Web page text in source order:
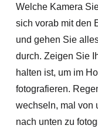
Welche Kamera
sich vorab mit den
und gehen Sie
durch. Zeigen Sie
halten ist, um im
fotografieren.
wechseln, mal von
nach unten zu